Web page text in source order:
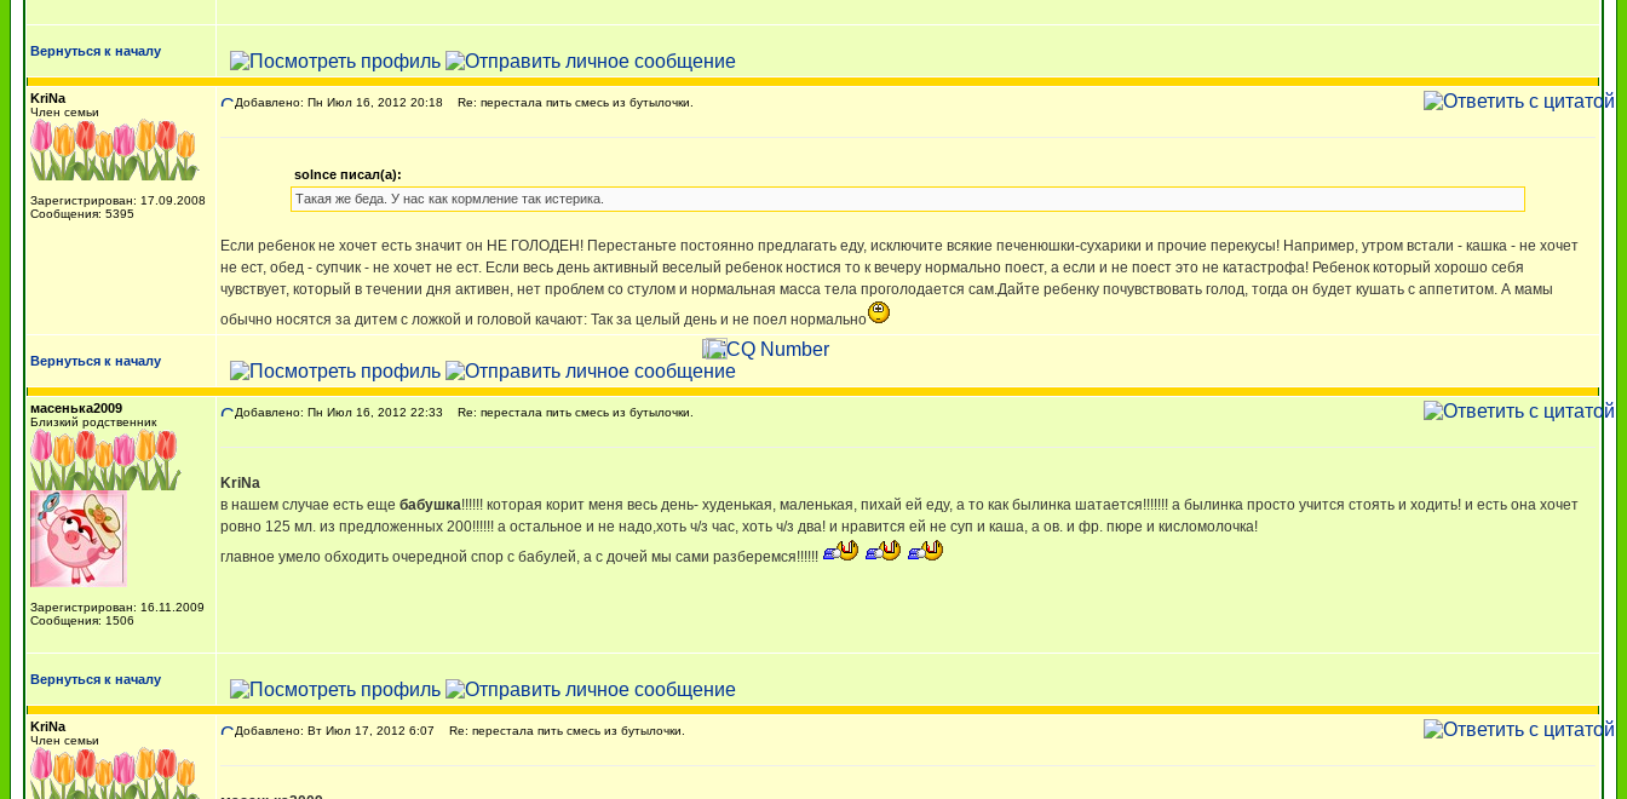
Вернуться к началу
KriNa
Член семьи
Зарегистрирован: 17.09.2008
Сообщения: 5395
Добавлено: Пн Июл 16, 2012 20:18 Re: перестала пить смесь из бутылочки.
solnce писал(а):
Такая же беда. У нас как кормление так истерика.
Если ребенок не хочет есть значит он НЕ ГОЛОДЕН! Перестаньте постоянно предлагать еду, исключите всякие печенюшки-сухарики и прочие перекусы! Например, утром встали - кашка - не хочет
не ест, обед - супчик - не хочет не ест. Если весь день активный веселый ребенок ностися то к вечеру нормально поест, а если и не поест это не катастрофа! Ребенок который хорошо себя
чувствует, который в течении дня активен, нет проблем со стулом и нормальная масса тела проголодается сам.Дайте ребенку почувствовать голод, тогда он будет кушать с аппетитом. А мамы
обычно носятся за дитем с ложкой и головой качают: Так за целый день и не поел нормально
Вернуться к началу
масенька2009
Близкий родственник
Зарегистрирован: 16.11.2009
Сообщения: 1506
Добавлено: Пн Июл 16, 2012 22:33 Re: перестала пить смесь из бутылочки.
KriNa
в нашем случае есть еще бабушка!!!!!! которая корит меня весь день- худенькая, маленькая, пихай ей еду, а то как былинка шатается!!!!!!! а былинка просто учится стоять и ходить! и есть она хочет
ровно 125 мл. из предложенных 200!!!!!! а остальное и не надо,хоть ч/з час, хоть ч/з два! и нравится ей не суп и каша, а ов. и фр. пюре и кисломолочка!
главное умело обходить очередной спор с бабулей, а с дочей мы сами разберемся!!!!!!
Вернуться к началу
KriNa
Член семьи
Добавлено: Вт Июл 17, 2012 6:07 Re: перестала пить смесь из бутылочки.